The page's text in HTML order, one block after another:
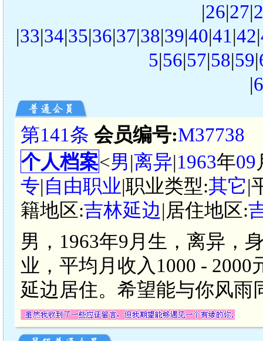
|26|27|
|33|34|35|36|37|38|39|40|41|42|
5|56|57|58|59|
|
第141条 会员编号:M37738
个人档案<男|离异|1963年09
专|自由职业|职业类型:其它|
籍地区:吉林延边|居住地区:
男，1963年9月生，离异，
业，平均月收入1000 -
延边居住。希望能与你风雨